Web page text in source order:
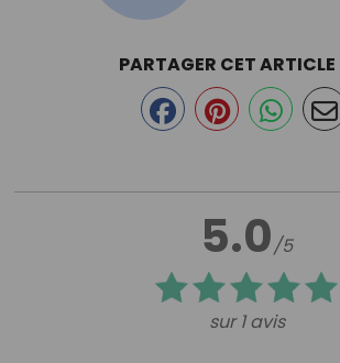
5.0/5
sur 1 avis
PARTAGER CET ARTICLE